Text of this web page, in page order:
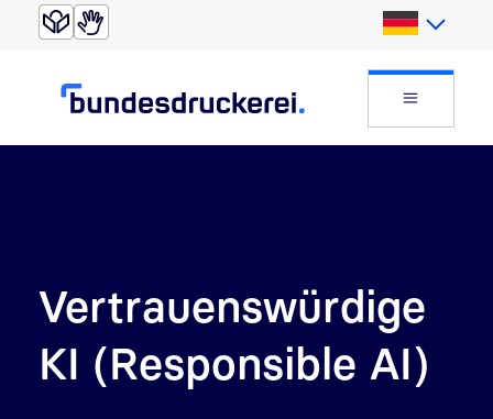
Direkt zur Suche
Direkt zum Inhalt
Deutsch
Vertrauenswürdige
KI (Responsible AI)